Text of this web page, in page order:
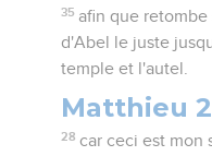
35 afin que
d'Abel le juste
temple et l'autel.
Matthieu
28 car ceci est mon